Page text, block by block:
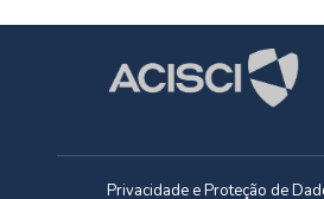
Privacidade e Proteção de